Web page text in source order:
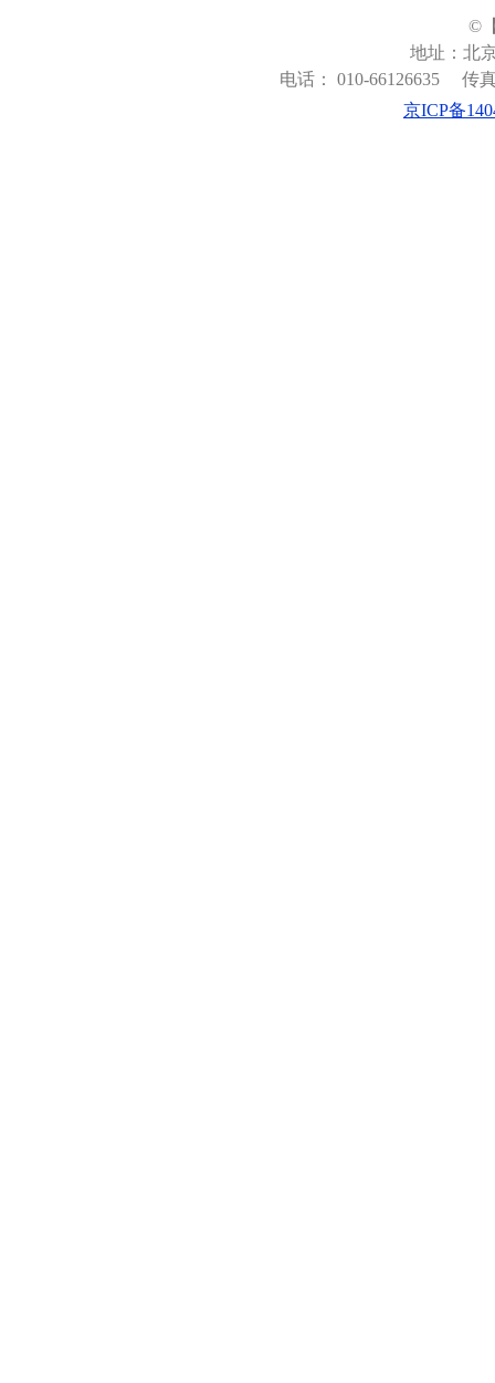
©
地址：北
电话： 010-66126635
传
京ICP备